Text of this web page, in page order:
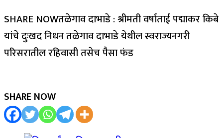
SHARE NOWतळेगाव दाभाडे : श्रीमती वर्षाताई पद्माकर किबे
यांचे दुःखद निधन तळेगाव दाभाडे येथील स्वराज्यनगरी
परिसरातील रहिवासी तसेच पैसा फंड
SHARE NOW